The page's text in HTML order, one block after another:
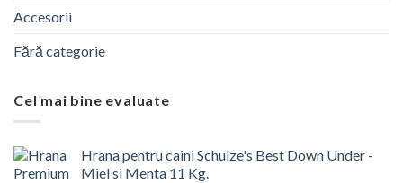
Accesorii
Fără categorie
Cel mai bine evaluate
Hrana pentru caini Schulze's Best Down Under -
Miel si Menta 11 Kg.